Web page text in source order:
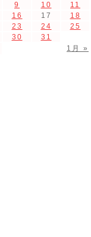
1月 »
9 10
11
16 17
18
23 24
25
30 31